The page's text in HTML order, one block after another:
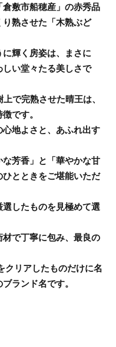
敷市船穂産」の赤秀品
熟させた「木熟ぶど
輝く房姿は、まさに
しい堂々たる美しさで
で完熟させた晴王は、
です。
地よさと、あふれ出す
芳香」と「華やかな甘
とときをご堪能いただ
したものを見極めて選
で丁寧に包み、最良の
リアしたものだけに名
ランド名です。